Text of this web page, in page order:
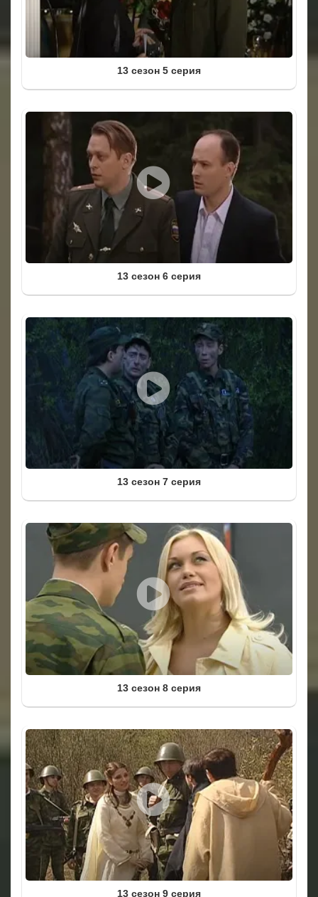
13 сезон 5 серия
13 сезон 6 серия
13 сезон 7 серия
13 сезон 8 серия
13 сезон 9 серия